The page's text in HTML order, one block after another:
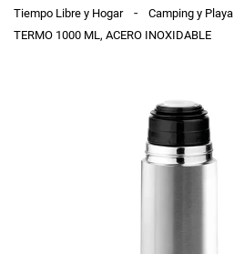
Tiempo Libre y Hogar - Camping y Playa
TERMO 1000 ML, ACERO INOXIDABLE